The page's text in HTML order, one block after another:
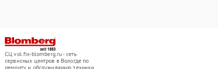
СЦ vol.fix-blomberg.ru - сеть
сервисных центров в Вологде по
ремонту и обслуживанию техники